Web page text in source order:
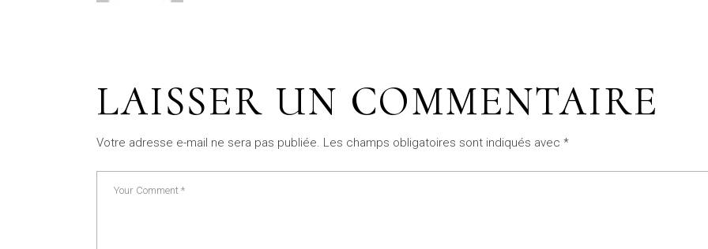
LAISSER UN COMMENTAIRE
Votre adresse e-mail ne sera pas publiée. Les champs obligatoires sont indiqués avec *